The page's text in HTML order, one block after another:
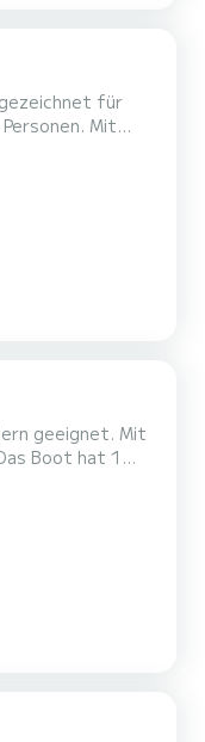
für
in der
geeignet. Mit